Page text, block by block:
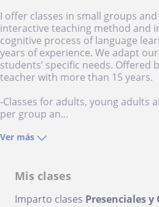
I offer classes in small groups
interactive teaching method and
cognitive process of language
years of experience. We adapt
students’ specific needs. Offered
teacher with more than 15 years.
-Classes for adults, young adults
per group an...
Ver más
Mis clases
Imparto clases Presenciales y